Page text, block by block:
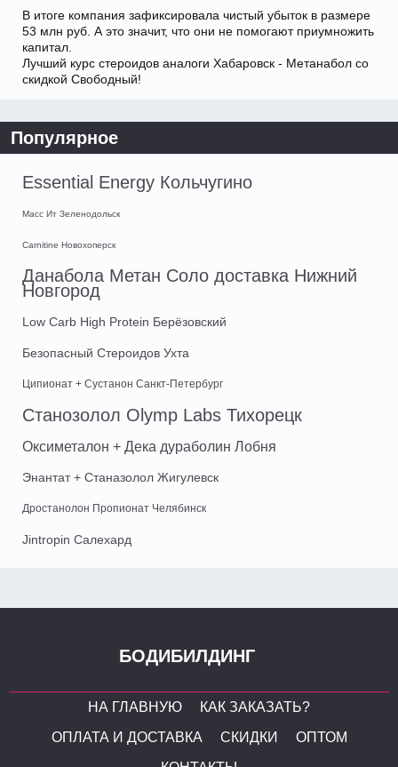
В итоге компания зафиксировала чистый убыток в размере
53 млн руб. А это значит, что они не помогают приумножить
капитал.
Лучший курс стероидов аналоги Хабаровск - Метанабол со
скидкой Свободный!
Популярное
Essential Energy Кольчугино
Масс Ит Зеленодольск
Carnitine Новохоперск
Данабола Метан Соло доставка Нижний
Новгород
Low Carb High Protein Берёзовский
Безопасный Стероидов Ухта
Ципионат + Сустанон Санкт-Петербург
Станозолол Olymp Labs Тихорецк
Оксиметалон + Дека дураболин Лобня
Энантат + Станазолол Жигулевск
Дростанолон Пропионат Челябинск
Jintropin Салехард
БОДИБИЛДИНГ
НА ГЛАВНУЮ
КАК ЗАКАЗАТЬ?
ОПЛАТА И ДОСТАВКА
СКИДКИ
ОПТОМ